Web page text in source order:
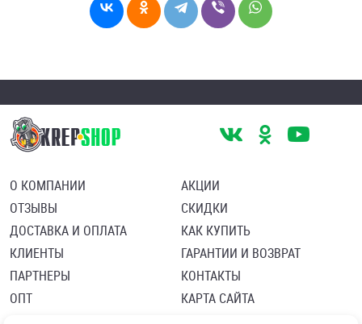
О КОМПАНИИ
ОТЗЫВЫ
ДОСТАВКА И ОПЛАТА
КЛИЕНТЫ
ПАРТНЕРЫ
ОПТ
АКЦИИ
СКИДКИ
КАК КУПИТЬ
ГАРАНТИИ И ВОЗВРАТ
КОНТАКТЫ
КАРТА САЙТА